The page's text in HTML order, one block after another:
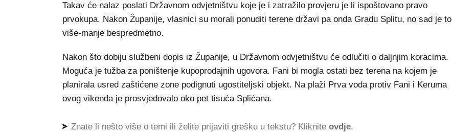
Takav će nalaz poslati Državnom odvjetništvu koje je i zatražilo provjeru je li ispoštovano pravo
prvokupa. Nakon Županije, vlasnici su morali ponuditi terene državi pa onda Gradu Splitu, no sad je to
više-manje bespredmetno.
Nakon što dobiju službeni dopis iz Županije, u Državnom odvjetništvu će odlučiti o daljnjim koracima.
Moguća je tužba za poništenje kupoprodajnih ugovora. Fani bi mogla ostati bez terena na kojem je
planirala usred zaštićene zone podignuti ugostiteljski objekt. Na plaži Prva voda protiv Fani i Keruma
ovog vikenda je prosvjedovalo oko pet tisuća Splićana.
Znate li nešto više o temi ili želite prijaviti grešku u tekstu? Kliknite ovdje.